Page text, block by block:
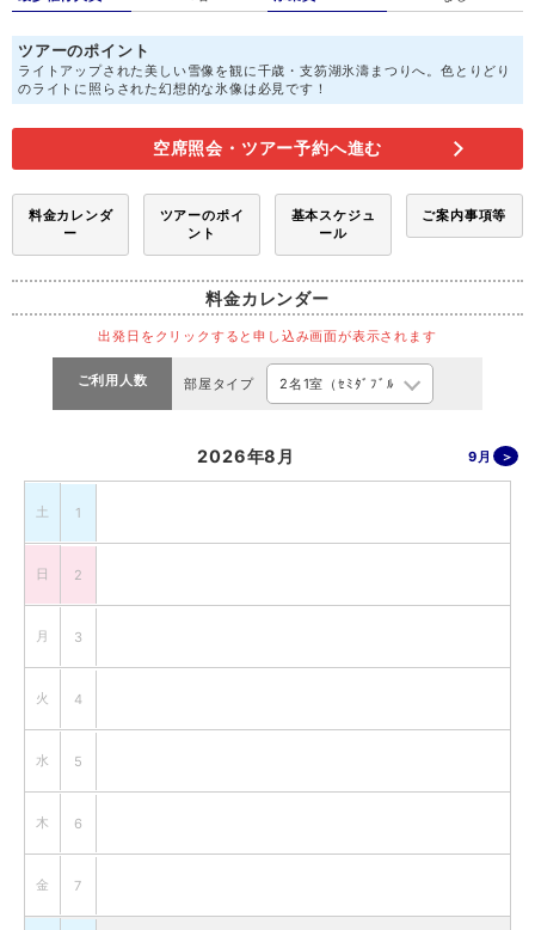
ツアーのポイント
ライトアップされた美しい雪像を観に千歳・支笏湖氷濤まつりへ。色とりどり
のライトに照らされた幻想的な氷像は必見です！
空席照会・ツアー予約へ進む
料金カレンダ
ー
ツアーのポイ
ント
基本スケジュ
ール
ご案内事項等
料金カレンダー
出発日をクリックすると申し込み画面が表示されます
ご利用人数 部屋タイプ
2026年8月 9月
土 1
日 2
月 3
火 4
水 5
木 6
金 7